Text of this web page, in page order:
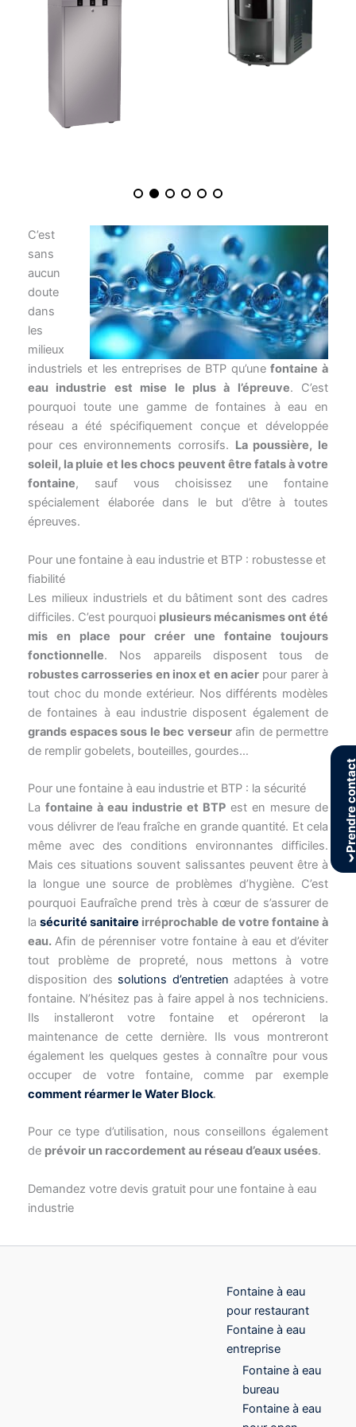
OASIS ONYX
sans
aucun
doute
dans
les
milieux
industriels et les entreprises de BTP qu’unefontaine à
eau industrie est mise le plus à l’épreuve. C’est
pourquoi toute une gamme de fontaines à eau en
réseau a été spécifiquement conçue et développée
pour ces environnements corrosifs.La poussière, le
soleil, la pluie et les chocs peuvent être fatals à votre
fontaine , sauf vous choisissez une fontaine
spécialement élaborée dans le but d’être à toutes
épreuves.
fiabilité
Les milieux industriels et du bâtiment sont des cadres
difficiles. C’est pourquoiplusieurs mécanismes ont été
mis en place pour créer une fontaine toujours
fonctionnelle. Nos appareils disposent tous de
robustes carrosseries en inox et en acierpour parer à
tout choc du monde extérieur. Nos différents modèles
de fontaines à eau industrie disposent également de
grands espaces sous le bec verseurafin de permettre
de remplir gobelets, bouteilles, gourdes…
Lafontaine à eau industrie et BTPest en mesure de
vous délivrer de l’eau fraîche en grande quantité. Et cela
même avec des conditions environnantes difficiles.
Mais ces situations souvent salissantes peuvent être à
la longue une source de problèmes d’hygiène. C’est
pourquoi Eaufraîche prend très à cœur de s’assurer de
lasécurité sanitaire irréprochable de votre fontaine à
eau.Afin de pérenniser votre fontaine à eau et d’éviter
tout problème de propreté, nous mettons à votre
disposition dessolutions d’entretien
adaptées à votre
fontaine. N’hésitez pas à faire appel à nos techniciens.
Ils installeront votre fontaine et opéreront la
maintenance de cette dernière. Ils vous montreront
également les quelques gestes à connaître pour vous
occuper de votre fontaine, comme par exemple
comment réarmer le Water Block.
deprévoir un raccordement au réseau d’eaux usées.
industrie
Fontaine à eau
pour restaurant
Fontaine à eau
entreprise
Fontaine à eau
bureau
Fontaine à eau
›